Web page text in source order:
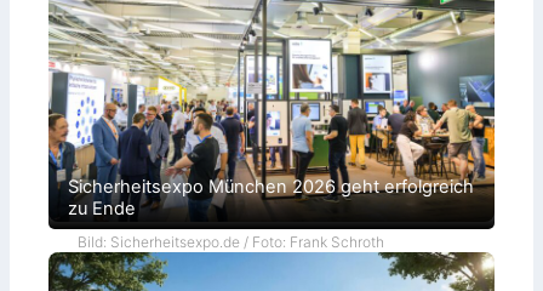
Sicherheitsexpo München 2026 geht erfolgreich
zu Ende
Bild: Sicherheitsexpo.de / Foto: Frank Schroth